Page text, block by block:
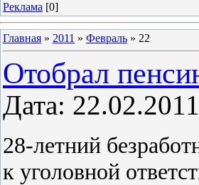
Реклама [0]
Главная » 2011 » Февраль » 22
Отобрал
Дата:
28-летний
к уголовной